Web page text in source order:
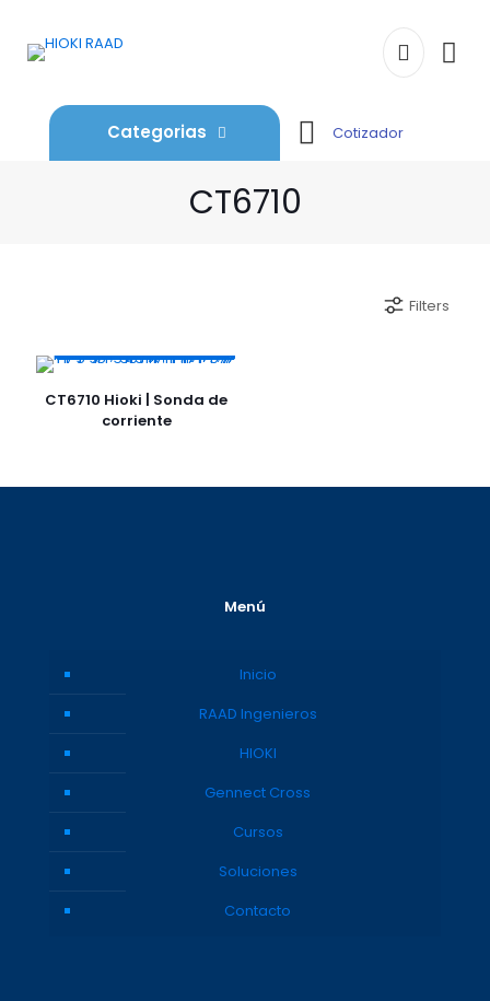
Categorias Cotizador
CT6710
Filters
CT6710 Hioki | Sonda de
corriente
Menú
Inicio
RAAD Ingenieros
HIOKI
Gennect Cross
Cursos
Soluciones
Contacto